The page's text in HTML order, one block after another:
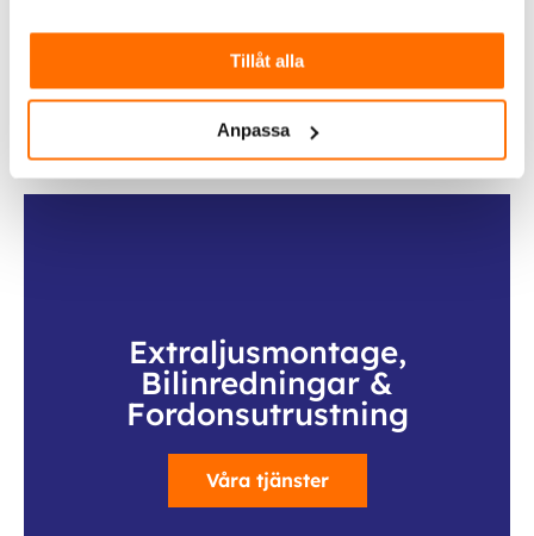
Tillåt alla
Anpassa
Köp
Extraljusmontage,
Bilinredningar &
Fordonsutrustning
Våra tjänster